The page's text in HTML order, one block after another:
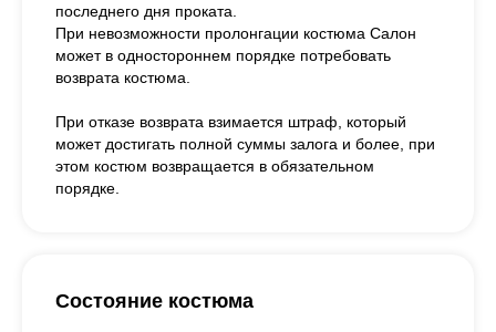
последнего дня проката.
При невозможности пролонгации костюма Салон
может в одностороннем порядке потребовать
возврата костюма.
При отказе возврата взимается штраф, который
может достигать полной суммы залога и более, при
этом костюм возвращается в обязательном
порядке.
Состояние костюма